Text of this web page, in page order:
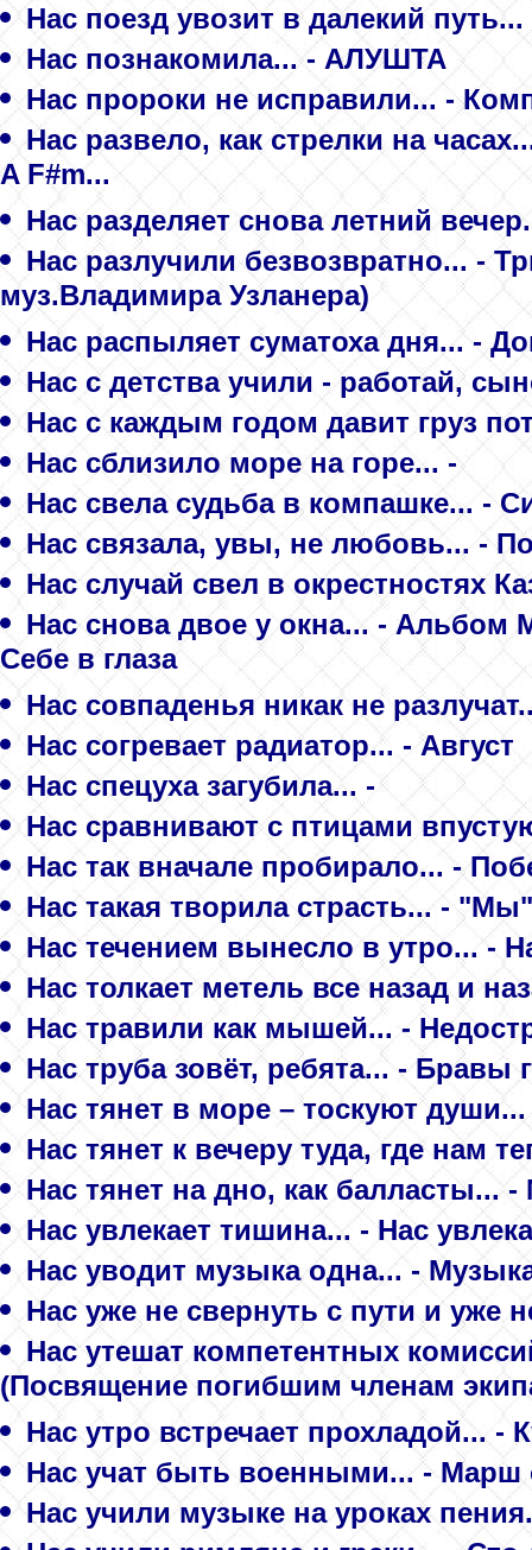
Нас поезд увозит в далекий
Нас познакомила... - АЛУШТА
Нас пророки не исправили... -
Нас развело, как стрелки на
A F#m...
Нас разделяет снова летний
Нас разлучили безвозвратно... -
муз.Владимирa Узланерa)
Нас распыляет суматоха дня... -
Нас с детства учили - работай,
Нас с каждым годом давит груз
Нас сблизило море на горе... -
Нас свела судьба в компашке... -
Нас связала, увы, не любовь... -
Нас случай свел в окрестностях
Нас снова двое у окна... - Альбом
Себе в глаза
Нас совпаденья никак не
Нас согревает радиатор... - Август
Нас спецуха загубила... -
Нас сравнивают с птицами
Нас так вначале пробирало... -
Нас такая творила страсть... -
Нас течением вынесло в утро... -
Нас толкает метель все назад и
Нас травили как мышей... -
Нас труба зовёт, ребята... - Бравы
Нас тянет в море – тоскуют
Нас тянет к вечеру туда, где нам
Нас тянет на дно, как балласты...
Нас увлекает тишина... - Нас
Нас уводит музыка одна... -
Нас уже не свернуть с пути и уже
Нас утешат компетентных
(Посвящение погибшим членам
Нас утро встречает прохладой... -
Нас учат быть военными... - Марш
Нас учили музыке на уроках